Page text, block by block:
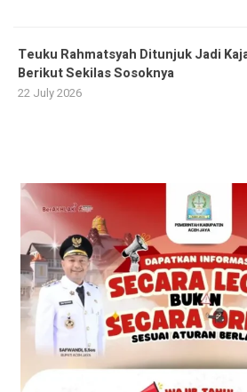
Teuku Rahmatsyah Ditunjuk Jadi
Berikut Sekilas Sosoknya
22 July 2026